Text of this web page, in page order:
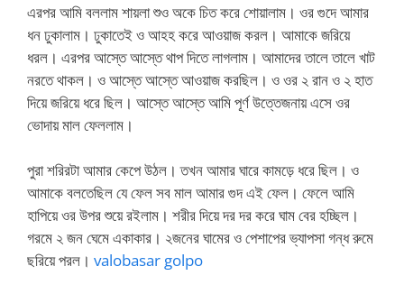
এরপর আমি বললাম শায়লা শুও অকে চিত করে শোয়ালাম। ওর গুদে আমার
ধন ঢুকালাম। ঢুকাতেই ও আহহ করে আওয়াজ করল। আমাকে জরিয়ে
ধরল। এরপর আস্তে আস্তে থাপ দিতে লাগলাম। আমাদের তালে তালে খাট
নরতে থাকল। ও আস্তে আস্তে আওয়াজ করছিল। ও ওর ২ রান ও ২ হাত
দিয়ে জরিয়ে ধরে ছিল। আস্তে আস্তে আমি পূর্ণ উত্তেজনায় এসে ওর
ভোদায় মাল ফেললাম।
পুরা শরিরটা আমার কেপে উঠল। তখন আমার ঘারে কামড়ে ধরে ছিল। ও
আমাকে বলতেছিল যে ফেল সব মাল আমার গুদ এই ফেল। ফেলে আমি
হাপিয়ে ওর উপর শুয়ে রইলাম। শরীর দিয়ে দর দর করে ঘাম বের হচ্ছিল।
গরমে ২ জন ঘেমে একাকার। ২জনের ঘামের ও পেশাপের ভ্যাপসা গন্ধ রুমে
ছরিয়ে পরল। valobasar golpo